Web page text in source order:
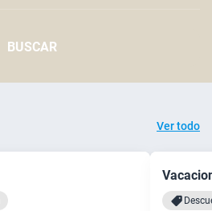
BUSCAR
Ver todo